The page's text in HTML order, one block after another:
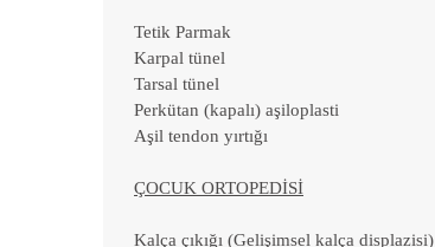
Tetik Parmak
Karpal tünel
Tarsal tünel
Perkütan (kapalı) aşiloplasti
Aşil tendon yırtığı
ÇOCUK ORTOPEDİSİ
Kalça çıkığı (Gelişimsel kalça displazisi)